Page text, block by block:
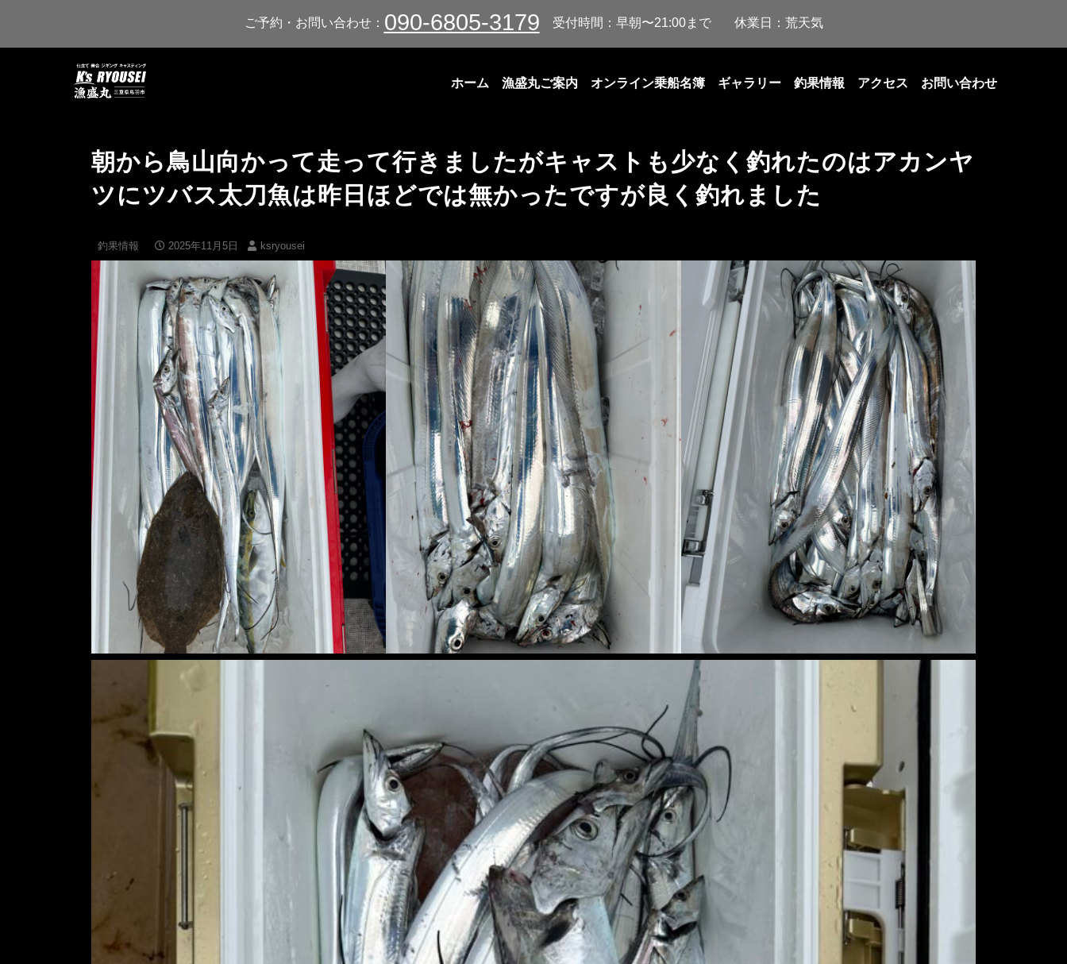
ご予約・お問い合わせ： 090-6805-3179 受付時間：早朝〜21:00まで 休業日：荒天気
ホーム 漁盛丸ご案内 オンライン乗船名簿 ギャラリー 釣果情報 アクセス お問い合わせ
朝から鳥山向かって走って行きましたがキャストも少なく釣れたのはアカンヤ
ツにツバス太刀魚は昨日ほどでは無かったですが良く釣れました
釣果情報 2025年11月5日 ksryousei